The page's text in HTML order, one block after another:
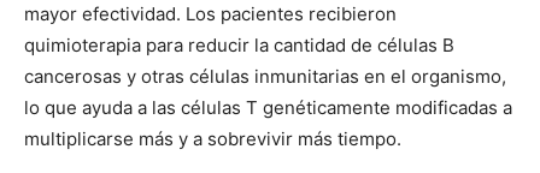
mayor efectividad. Los pacientes recibieron
quimioterapia para reducir la cantidad de células B
cancerosas y otras células inmunitarias en el organismo,
lo que ayuda a las células T genéticamente modificadas a
multiplicarse más y a sobrevivir más tiempo.